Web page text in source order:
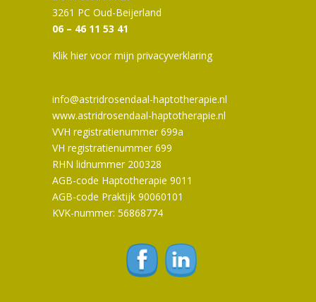
3261 PC Oud-Beijerland
06 – 46 11 53 41
Klik hier voor mijn privacyverklaring
info@astridrosendaal-haptotherapie.nl
www.astridrosendaal-haptotherapie.nl
VVH registratienummer 699a
VH registratienummer 699
RHN lidnummer 200328
AGB-code Haptotherapie 9011
AGB-code Praktijk 90060101
KVK-nummer: 56868774